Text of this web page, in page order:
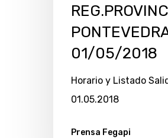
01/05/2018
Horario y Listado
01.05.2018
Prensa Fegapi